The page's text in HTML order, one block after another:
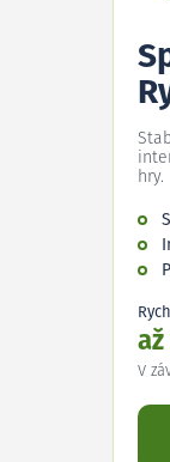
hry.
až
V